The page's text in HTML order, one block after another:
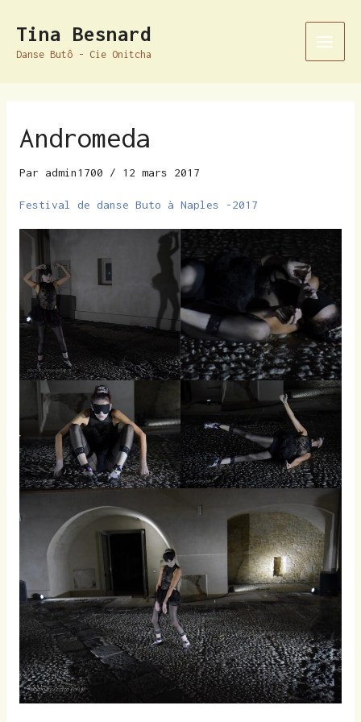
contenu
Tina Besnard
Danse Butô - Cie Onitcha
Main
Andromeda
Par admin1700 / 12 mars 2017
Festival de danse Buto à Naples -2017
des
articles